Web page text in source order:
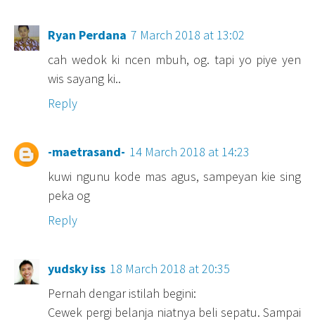
Ryan Perdana 7 March 2018 at 13:02
cah wedok ki ncen mbuh, og. tapi yo piye yen
wis sayang ki..
Reply
-maetrasand- 14 March 2018 at 14:23
kuwi ngunu kode mas agus, sampeyan kie sing
peka og
Reply
yudsky iss 18 March 2018 at 20:35
Pernah dengar istilah begini:
Cewek pergi belanja niatnya beli sepatu. Sampai